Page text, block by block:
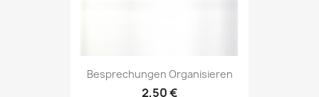
Besprechungen Organisieren
2,50 €